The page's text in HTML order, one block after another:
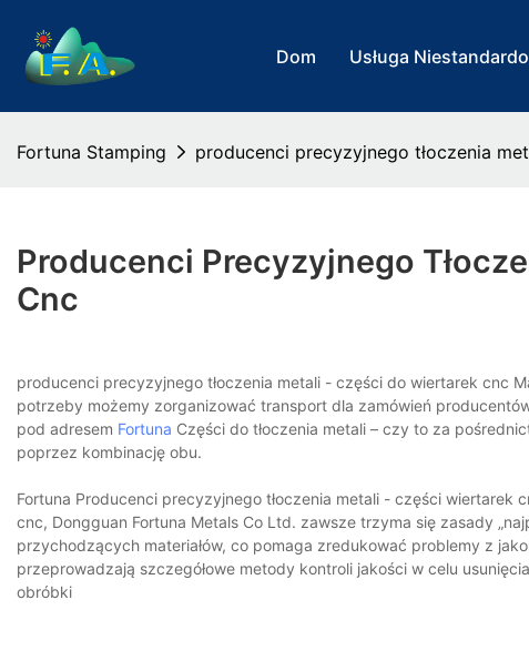
Dom Usługa
Fortuna Stamping producenci precyzyjnego tłoczenia
Producenci Precyzyjnego
Cnc
producenci precyzyjnego tłoczenia metali - części do wiertarek cnc
potrzeby możemy zorganizować transport dla zamówień
pod adresem Fortuna Części do tłoczenia metali – czy to za
poprzez kombinację obu.
Fortuna Producenci precyzyjnego tłoczenia metali - części
cnc, Dongguan Fortuna Metals Co Ltd. zawsze trzyma się zasady
przychodzących materiałów, co pomaga zredukować problemy z
przeprowadzają szczegółowe metody kontroli jakości w celu
obróbki